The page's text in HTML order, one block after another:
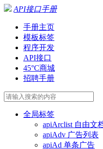
API接口手册
手册主页
模板标签
程序开发
API接口
45°C商城
招聘手册
全局标签
apiArclist 自由文
apiAdv 广告列表
apiAd 单条广告